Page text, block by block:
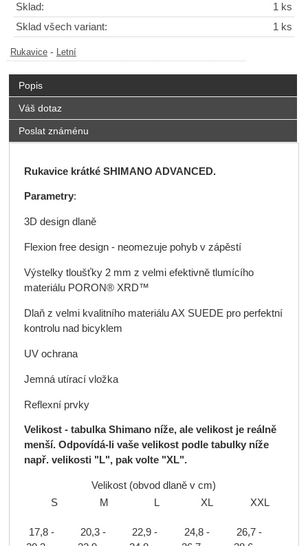
Sklad:
1 ks
Sklad všech variant:
1 ks
Rukavice - Letní
Popis
Váš dotaz
Poslat známénu
Rukavice krátké SHIMANO ADVANCED.
Parametry:
3D design dlaně
Flexion free design - neomezuje pohyb v zápěstí
Výstelky tloušťky 2 mm z velmi efektivně tlumícího
materiálu PORON® XRD™
Dlaň z velmi kvalitního materiálu AX SUEDE pro perfektní
kontrolu nad bicyklem
UV ochrana
Jemná utírací vložka
Reflexní prvky
Velikost - tabulka Shimano níže, ale velikost je reálně
menší. Odpovídá-li vaše velikost podle tabulky níže
např. velikosti "L", pak volte "XL".
Velikost (obvod dlaně v cm)
S
M L XL XXL
17,8 -
20,3 -
22,9 -
24,8 -
26,7 -